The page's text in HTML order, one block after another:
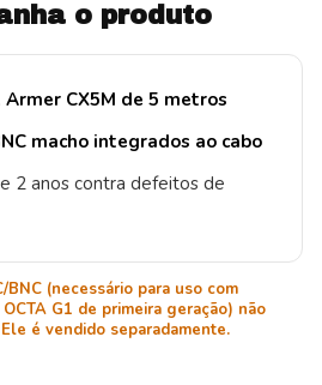
o produto
Armer CX5M de 5 metros
macho integrados ao cabo
2 anos contra defeitos de
(necessário para uso com
G1 de primeira geração) não
é vendido separadamente.